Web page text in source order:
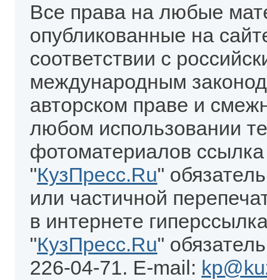
Все права на любые
опубликованные на
соответствии с
международным
авторском праве и
любом использовании
фотоматериалов
"КузПресс.Ru"
или частичной
в интернете
"КузПресс.Ru"
226-04-71. E-mail: